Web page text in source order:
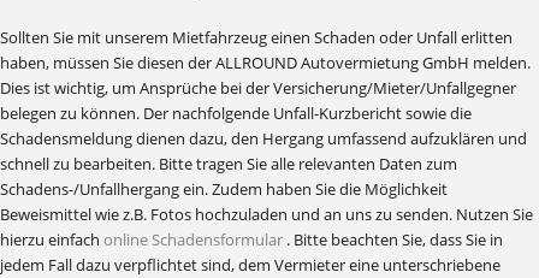
Sollten Sie mit unserem Mietfahrzeug einen Schaden oder Unfall erlitten
haben, müssen Sie diesen der ALLROUND Autovermietung GmbH melden.
Dies ist wichtig, um Ansprüche bei der Versicherung/Mieter/Unfallgegner
belegen zu können. Der nachfolgende Unfall-Kurzbericht sowie die
Schadensmeldung dienen dazu, den Hergang umfassend aufzuklären und
schnell zu bearbeiten. Bitte tragen Sie alle relevanten Daten zum
Schadens-/Unfallhergang ein. Zudem haben Sie die Möglichkeit
Beweismittel wie z.B. Fotos hochzuladen und an uns zu senden. Nutzen Sie
hierzu einfach online Schadensformular . Bitte beachten Sie, dass Sie in
jedem Fall dazu verpflichtet sind, dem Vermieter eine unterschriebene